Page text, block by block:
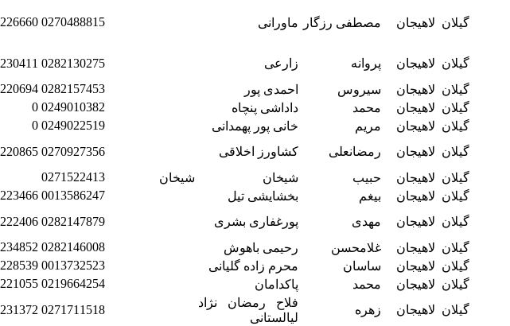
گیلان لاهیجان مصطفی رزگار ماورانی 0270488815
گیلان لاهیجان پروانه زارعی 0282130275
گیلان لاهیجان سیروس احمدی پور 0282157453
گیلان لاهیجان محمد داداشی پنچاه 0249010382
0
گیلان لاهیجان مریم خانی پور پهمدانی 0249022519
0
گیلان لاهیجان رمضانعلی کشاورز اخلاقی 0270927356
گیلان لاهیجان حبیب شیخان شیخان 0271522413
گیلان لاهیجان بیغم بخشایشی تیل 0013586247
گیلان لاهیجان مهدی پورغفاری بشری 0282147879
گیلان لاهیجان غلامحسن رحیمی باهوش 0282146008
گیلان لاهیجان ساسان محرم زاده گلیانی 0013732523
گیلان لاهیجان محمد پاکدامان 0219664254
گیلان لاهیجان زهره
فلاح رمضان نژاد
لیالستانی
0271711518